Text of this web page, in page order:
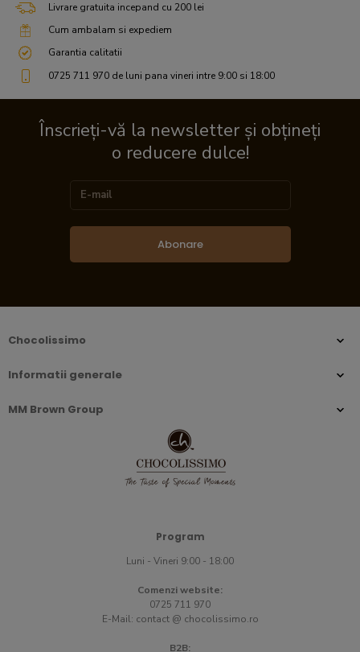
Livrare gratuita incepand cu 200 lei
Cum ambalam si expediem
Garantia calitatii
0725 711 970 de luni pana vineri intre 9:00 si 18:00
Înscrieți-vă la newsletter și obțineți
o reducere dulce!
Abonare
Chocolissimo
Informatii generale
MM Brown Group
Program
Luni - Vineri 9:00 - 18:00
Comenzi website:
0725 711 970
E-Mail: contact @ chocolissimo.ro
B2B: